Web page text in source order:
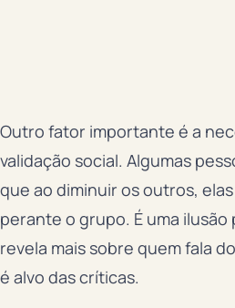
Outro fator importante é a
validação social. Algumas
que ao diminuir os outros,
perante o grupo. É uma ilusão
revela mais sobre quem fala
é alvo das críticas.